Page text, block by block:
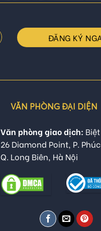
VĂN PHÒNG ĐẠI DIỆN
Văn phòng giao dịch:
26 Diamond Point, P.
Q. Long Biên, Hà Nội